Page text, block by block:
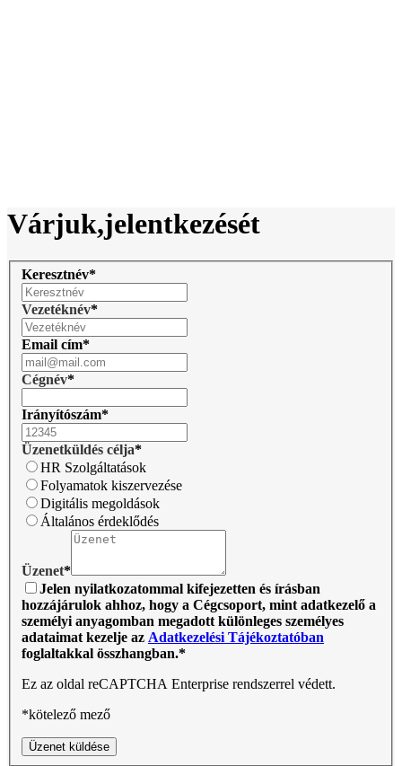
Várjuk,jelentkezését
Keresztnév*
Vezetéknév*
Email cím*
Cégnév*
Irányítószám*
Üzenetküldés célja*
HR Szolgáltatások
Folyamatok kiszervezése
Digitális megoldások
Általános érdeklődés
Üzenet*
Jelen nyilatkozatommal kifejezetten és írásban
hozzájárulok ahhoz, hogy a Cégcsoport, mint adatkezelő a
személyi anyagomban megadott különleges személyes
adataimat kezelje az Adatkezelési Tájékoztatóban
foglaltakkal összhangban.*
Ez az oldal reCAPTCHA Enterprise rendszerrel védett.
*kötelező mező
Üzenet küldése